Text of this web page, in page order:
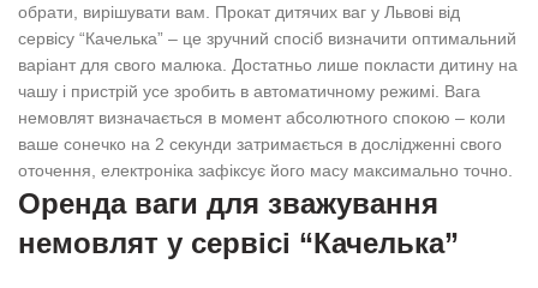
обрати, вирішувати вам. Прокат дитячих ваг у Львові від
сервісу “Качелька” – це зручний спосіб визначити оптимальний
варіант для свого малюка. Достатньо лише покласти дитину на
чашу і пристрій усе зробить в автоматичному режимі. Вага
немовлят визначається в момент абсолютного спокою – коли
ваше сонечко на 2 секунди затримається в дослідженні свого
оточення, електроніка зафіксує його масу максимально точно.
Оренда ваги для зважування
немовлят у сервісі “Качелька”